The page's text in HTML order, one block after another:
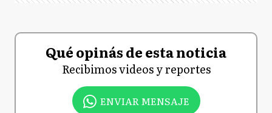
Qué opinás de esta noticia
Recibimos videos y reportes
ENVIAR MENSAJE